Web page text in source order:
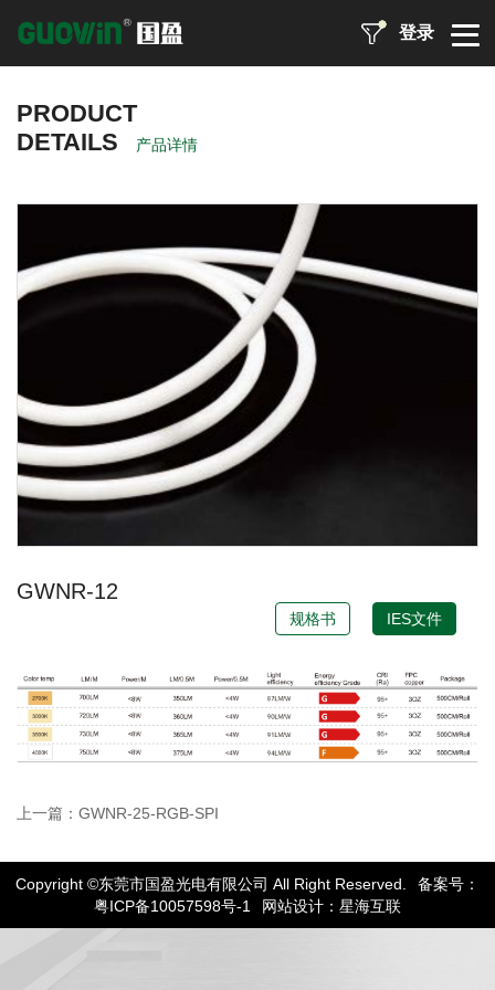
登录
PRODUCT
DETAILS
产品详情
GWNR-12
规格书 IES文件
上一篇：GWNR-25-RGB-SPI
Copyright ©东莞市国盈光电有限公司 All Right Reserved.
备案号：
粤ICP备10057598号-1
网站设计：星海互联